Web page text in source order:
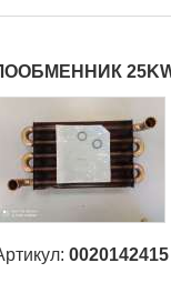
25KW
0020142415